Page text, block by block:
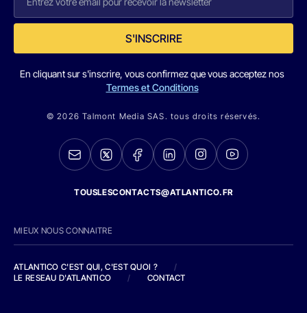
S'INSCRIRE
En cliquant sur s'inscrire, vous confirmez que vous acceptez nos
Termes et Conditions
© 2026 Talmont Media SAS. tous droits réservés.
TOUSLESCONTACTS@ATLANTICO.FR
MIEUX NOUS CONNAITRE
ATLANTICO C'EST QUI, C'EST QUOI ?
/
LE RESEAU D'ATLANTICO
/ CONTACT